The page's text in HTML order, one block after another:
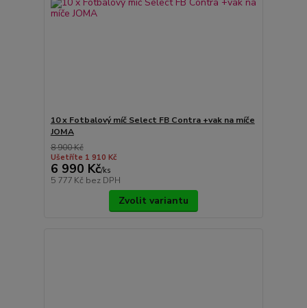
10 x Fotbalový míč Select FB Contra +vak na míče
JOMA
8 900 Kč
Ušetříte 1 910 Kč
6 990 Kč/ks
5 777 Kč bez DPH
Zvolit variantu